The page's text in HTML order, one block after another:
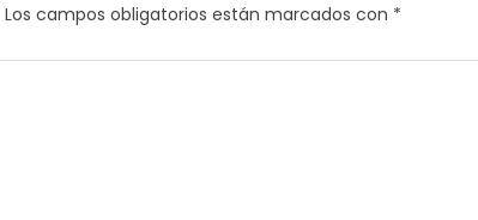
Los campos obligatorios están marcados con *